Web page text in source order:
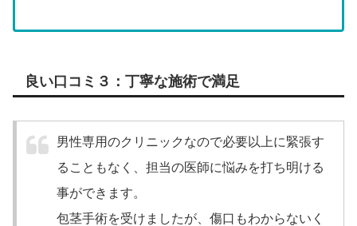
良い口コミ３：丁寧な施術で満足
男性専用のクリニックなので必要以上に緊張す
ることもなく、担当の医師に悩みを打ち明ける
事ができます。
包茎手術を受けましたが、傷口もわからないく